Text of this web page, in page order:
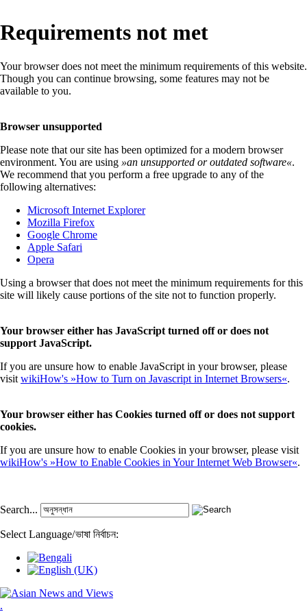
Requirements not met
Your browser does not meet the minimum requirements of this website.
Though you can continue browsing, some features may not be
available to you.
Browser unsupported
Please note that our site has been optimized for a modern browser
environment. You are using »an unsupported or outdated software«.
We recommend that you perform a free upgrade to any of the
following alternatives:
Microsoft Internet Explorer
Mozilla Firefox
Google Chrome
Apple Safari
Opera
Using a browser that does not meet the minimum requirements for this
site will likely cause portions of the site not to function properly.
Your browser either has JavaScript turned off or does not
support JavaScript.
If you are unsure how to enable JavaScript in your browser, please
visit wikiHow's »How to Turn on Javascript in Internet Browsers«.
Your browser either has Cookies turned off or does not support
cookies.
If you are unsure how to enable Cookies in your browser, please visit
wikiHow's »How to Enable Cookies in Your Internet Web Browser«.
Search...
Select Language/ভাষা নির্বাচন:
.